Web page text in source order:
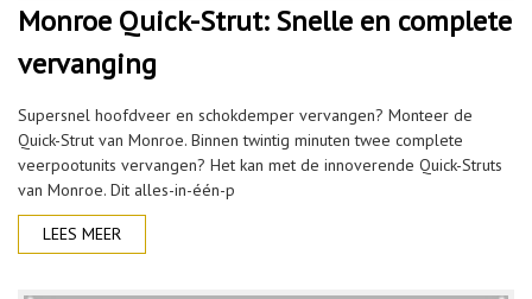
Monroe Quick-Strut: Snelle en complete
vervanging
Supersnel hoofdveer en schokdemper vervangen? Monteer de
Quick-Strut van Monroe. Binnen twintig minuten twee complete
veerpootunits vervangen? Het kan met de innoverende Quick-Struts
van Monroe. Dit alles-in-één-p
LEES MEER